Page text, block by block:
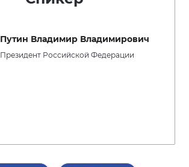
Путин Владимир Владимирович
Президент Российской Федерации